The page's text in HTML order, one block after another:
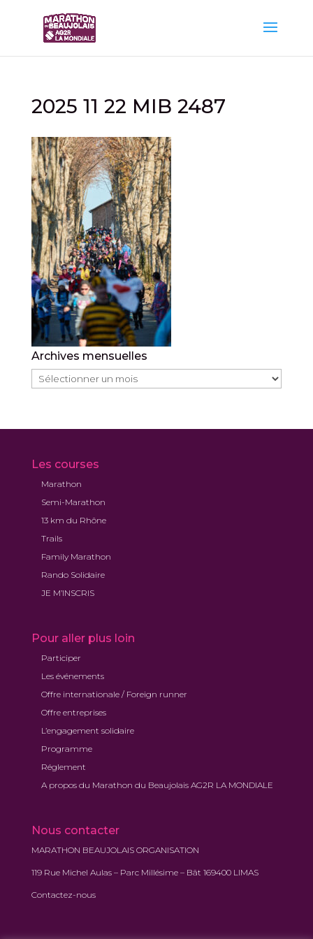
2025 11 22 MIB 2487
Archives mensuelles
Archives
mensuelles
Les courses
Marathon
Semi-Marathon
13 km du Rhône
Trails
Family Marathon
Rando Solidaire
JE M’INSCRIS
Pour aller plus loin
Participer
Les événements
Offre internationale / Foreign runner
Offre entreprises
L’engagement solidaire
Programme
Réglement
A propos du Marathon du Beaujolais AG2R LA MONDIALE
Nous contacter
MARATHON BEAUJOLAIS ORGANISATION
119 Rue Michel Aulas – Parc Millésime – Bât 169400 LIMAS
Contactez-nous